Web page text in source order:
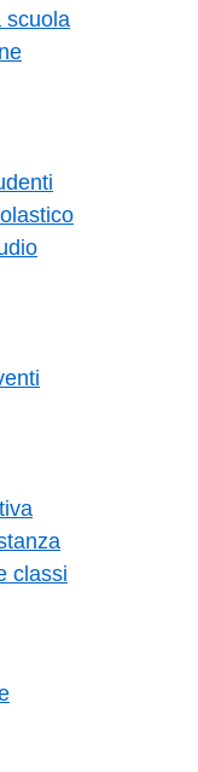
scuola
classi